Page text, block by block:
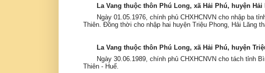
La Vang thuộc thôn Phú Long, xã Hải Phú, huyện
Ngày 01.05.1976, chính phủ CHXHCNVN cho nhập ba
Thiên. Đồng thời cho nhập hai huyện Triệu Phong, Hải Lăng
La Vang thuộc thôn Phú Long, xã Hải Phú, huyện
Ngày 30.06.1989, chính phủ CHXHCNVN cho tách tỉnh
Thiên - Huế.